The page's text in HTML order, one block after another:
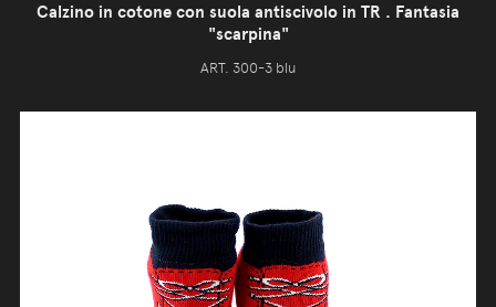
Calzino in cotone con suola antiscivolo in TR . Fantasia
"scarpina"
ART. 300-3 blu